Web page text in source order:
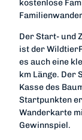
kostenlose
Der Start- und
ist der
es auch eine
km Länge. Der
Kasse des
Startpunkten
Wanderkarte
Gewinnspiel.